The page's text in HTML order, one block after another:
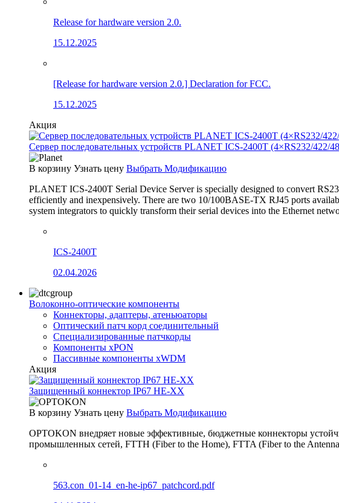
Release for hardware version 2.0.
15.12.2025
[Release for hardware version 2.0.] Declaration for FCC.
15.12.2025
Акция
Сервер последовательных устройств PLANET ICS-2400T (4×RS232/422/
В корзину Узнать цену Выбрать Модификацию
PLANET ICS-2400T Serial Device Server is specially designed to convert
efficiently and inexpensively. There are two 10/100BASE-TX RJ45 ports
system integrators to quickly transform their serial devices into the Ethernet
ICS-2400T
02.04.2026
Волоконно-оптические компоненты
Коннекторы, адаптеры, атеньюаторы
Оптический патч корд соединительный
Специализированные патчкорды
Компоненты xPON
Пассивные компоненты xWDM
Акция
Защищенный коннектор IP67 HE-XX
В корзину Узнать цену Выбрать Модификацию
OPTOKON внедряет новые эффективные, бюджетные коннекторы
промышленных сетей, FTTH (Fiber to the Home), FTTA (Fiber to the
563.con_01-14_en-he-ip67_patchcord.pdf